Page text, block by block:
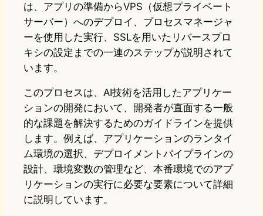
は、アプリの準備からVPS（仮想プライベート
サーバー）へのデプロイ、プロセスマネージャ
ーを使用した実行、SSLを用いたリバースプロ
キシの設定までの一連のステップが説明されて
います。
このプロセスは、AI技術を活用したアプリケー
ションの開発において、開発者が直面する一般
的な課題を解決するためのガイドラインを提供
します。例えば、アプリケーションのランタイ
ム環境の選択、デプロイメントパイプラインの
設計、環境変数の管理など、本番環境でのアプ
リケーションの実行に必要な要素について詳細
に説明しています。